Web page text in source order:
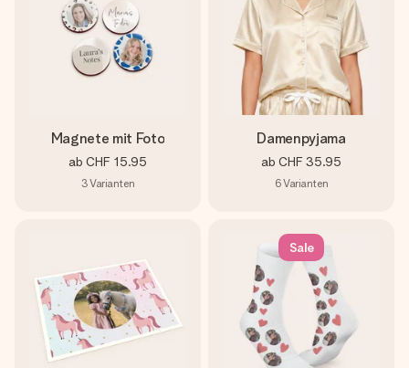
Magnete mit Foto
ab CHF 15.95
3Varianten
Damenpyjama
ab CHF 35.95
6Varianten
Sale